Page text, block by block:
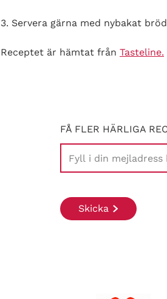
3. Servera gärna med nybakat
Receptet är hämtat från Tasteline.
FÅ FLER HÄRLIGA